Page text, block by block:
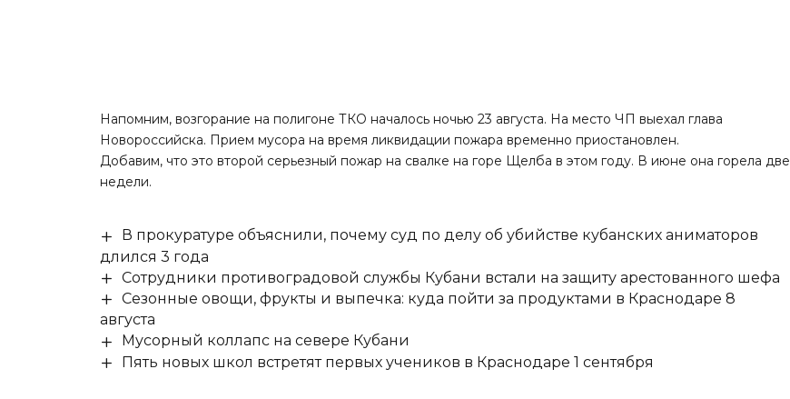
Напомним, возгорание на полигоне ТКО началось ночью 23 августа. На место ЧП выехал глава
Новороссийска. Прием мусора на время ликвидации пожара временно приостановлен.
Добавим, что это второй серьезный пожар на свалке на горе Щелба в этом году. В июне она горела две
недели.
В прокуратуре объяснили, почему суд по делу об убийстве кубанских аниматоров
длился 3 года
Сотрудники противоградовой службы Кубани встали на защиту арестованного шефа
Сезонные овощи, фрукты и выпечка: куда пойти за продуктами в Краснодаре 8
августа
Мусорный коллапс на севере Кубани
Пять новых школ встретят первых учеников в Краснодаре 1 сентября